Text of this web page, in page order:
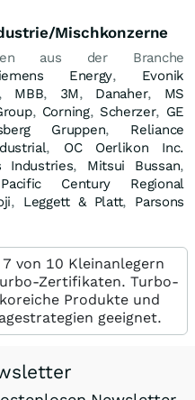
Mischkonzerne
aus der Branche
Energy, Evonik
, MBB, 3M, Danaher, MS
, Corning, Scherzer, GE
Gruppen, Reliance
, OC Oerlikon Inc.
Industries, Mitsui Bussan,
Pacific Century Regional
, Leggett & Platt, Parsons
von 10 Kleinanlegern
Zertifikaten. Turbo-
Produkte und
geeignet.